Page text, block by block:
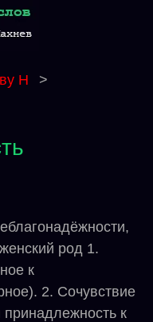
Н >
род 1.
к
2. Сочувствие
к